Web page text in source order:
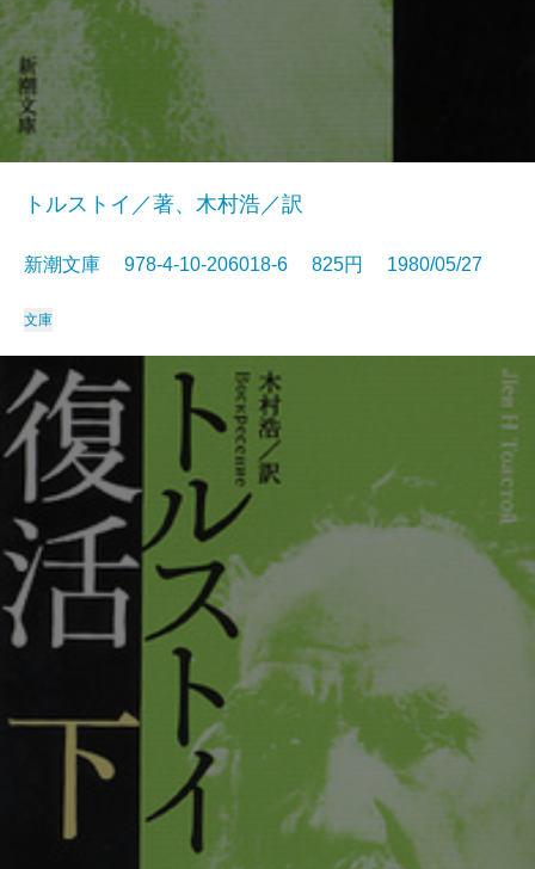
トルストイ／著、木村浩／訳
新潮文庫 978-4-10-206018-6 825円 1980/05/27
文庫